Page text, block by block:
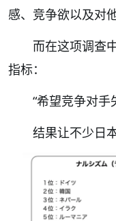
感、竞争欲以及对
而在这项调查
指标：
“希望竞争对手
结果让不少日